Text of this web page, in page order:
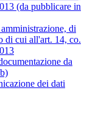
(da pubblicare in
di
di cui all'art. 14, co.
da
dei dati